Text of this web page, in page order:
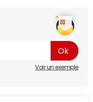
Voir un exemple